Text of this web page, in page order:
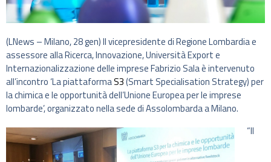
(LNews – Milano, 28 gen) Il vicepresidente di Regione Lombardia e
assessore alla Ricerca, Innovazione, Università Export e
Internazionalizzazione delle imprese Fabrizio Sala è intervenuto
all’incontro ‘La piattaformaS3(Smart Specialisation Strategy) per
la chimica e le opportunità dell’Unione Europea per le imprese
lombarde’, organizzato nella sede di Assolombarda a Milano.
“Il